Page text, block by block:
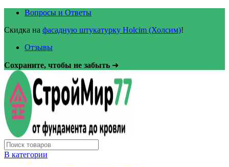
Вопросы и Ответы
Скидка на фасадную штукатурку Holcim (Холсим)!
Отзывы
Сохраните, чтобы не забыть ➜
В категории